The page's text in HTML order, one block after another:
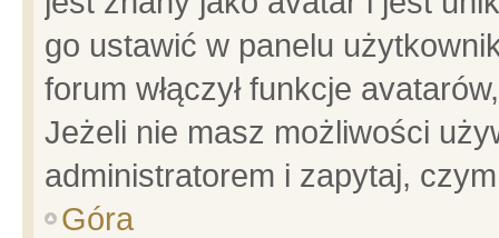
go ustawić w panelu
forum włączył funkcje
Jeżeli nie masz możliwości
administratorem i zapytaj,
Góra